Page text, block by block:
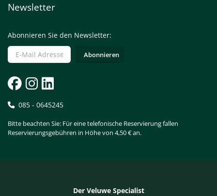
Newsletter
Abonnieren Sie den Newsletter:
085 - 0645245
Bitte beachten Sie: Für eine telefonische Reservierung fallen
Reservierungsgebühren in Höhe von 4,50 € an.
Der Veluwe Specialist